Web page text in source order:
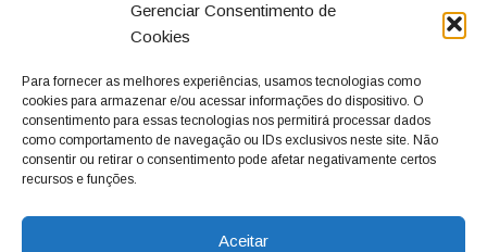
Gerenciar Consentimento de
Cookies
Para fornecer as melhores experiências, usamos tecnologias como
cookies para armazenar e/ou acessar informações do dispositivo. O
consentimento para essas tecnologias nos permitirá processar dados
como comportamento de navegação ou IDs exclusivos neste site. Não
consentir ou retirar o consentimento pode afetar negativamente certos
recursos e funções.
Aceitar
cidadãos valinhenses, já que naquela época só existiam
dois jornais. Há mais de 30 anos, o jornal continua
com o foco de trazer as melhores notícias. Nunca
deixamos de lado as necessidades do cidadão, sempre
questionando os órgãos públicos em busca de melhorias
para a cidade e sempre cobrando resoluções para casos